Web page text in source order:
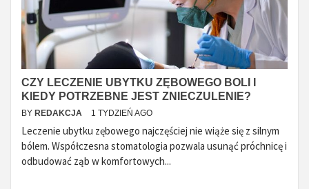
CZY LECZENIE UBYTKU ZĘBOWEGO BOLI I
KIEDY POTRZEBNE JEST ZNIECZULENIE?
BY REDAKCJA 1 TYDZIEŃ AGO
Leczenie ubytku zębowego najczęściej nie wiąże się z silnym
bólem. Współczesna stomatologia pozwala usunąć próchnicę i
odbudować ząb w komfortowych...